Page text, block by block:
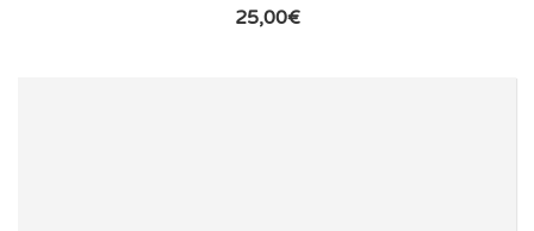
25,00€